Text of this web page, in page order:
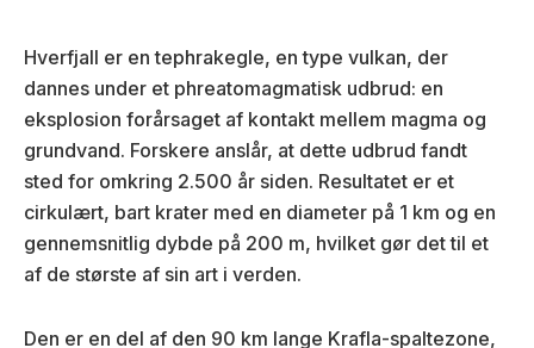
Hverfjall er en tephrakegle, en type vulkan, der
dannes under et phreatomagmatisk udbrud: en
eksplosion forårsaget af kontakt mellem magma og
grundvand. Forskere anslår, at dette udbrud fandt
sted for omkring 2.500 år siden. Resultatet er et
cirkulært, bart krater med en diameter på 1 km og en
gennemsnitlig dybde på 200 m, hvilket gør det til et
af de største af sin art i verden.
Den er en del af den 90 km lange Krafla-spaltezone,